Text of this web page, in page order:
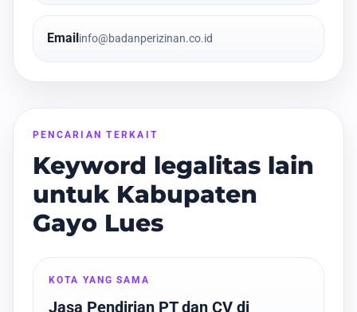
Email info@badanperizinan.co.id
PENCARIAN TERKAIT
Keyword legalitas lain
untuk Kabupaten
Gayo Lues
KOTA YANG SAMA
Jasa Pendirian PT dan CV di